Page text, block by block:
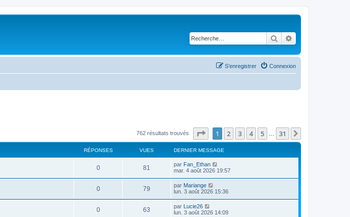
Rechercher
Connexion
S’enregistrer
762 résultats trouvés Page sur31
1 2 3 4 5 31
RÉPONSES VUES DERNIER MESSAGE
0 81 par Fan_Ethan
mar. 4 août 2026 19:57
0 79 par Mariange
lun. 3 août 2026 15:36
0 63 par Lucie26
lun. 3 août 2026 14:09